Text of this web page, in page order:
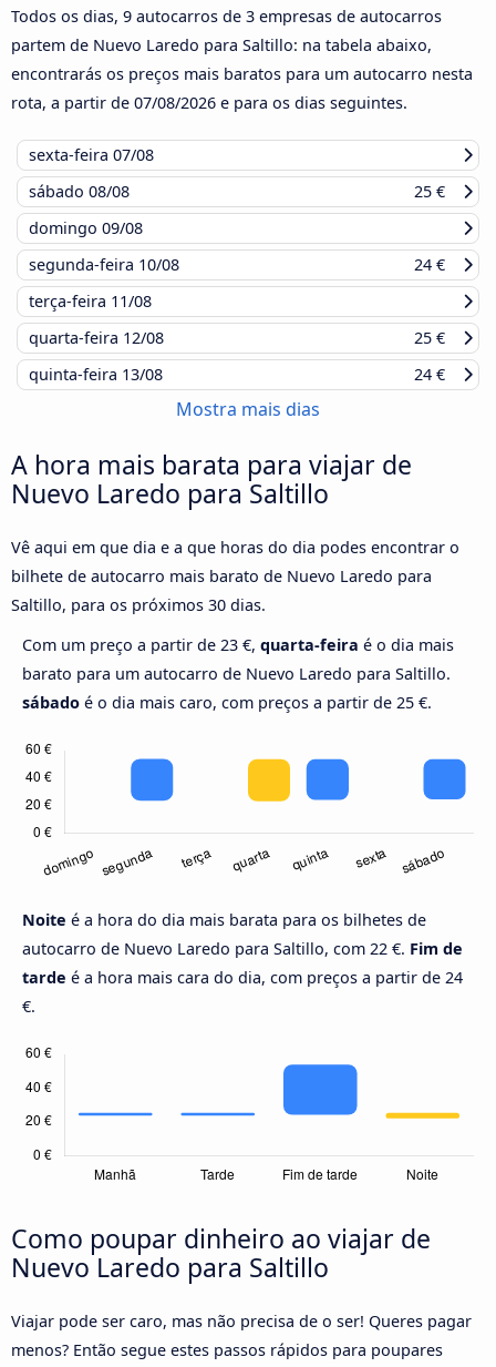
Todos os dias, 9 autocarros de 3 empresas de autocarros
partem de Nuevo Laredo para Saltillo: na tabela abaixo,
encontrarás os preços mais baratos para um autocarro nesta
rota, a partir de 07/08/2026 e para os dias seguintes.
sexta-feira 07/08
sábado 08/08
25 €
domingo 09/08
segunda-feira 10/08
24 €
terça-feira 11/08
quarta-feira 12/08
25 €
quinta-feira 13/08 24 €
Mostra mais dias
A hora mais barata para viajar de
Nuevo Laredo para Saltillo
Vê aqui em que dia e a que horas do dia podes encontrar o
bilhete de autocarro mais barato de Nuevo Laredo para
Saltillo, para os próximos 30 dias.
Com um preço a partir de 23 €, quarta-feira é o dia mais
barato para um autocarro de Nuevo Laredo para Saltillo.
sábado é o dia mais caro, com preços a partir de 25 €.
Noite é a hora do dia mais barata para os bilhetes de
autocarro de Nuevo Laredo para Saltillo, com 22 €. Fim de
tarde é a hora mais cara do dia, com preços a partir de 24
€.
Como poupar dinheiro ao viajar de
Nuevo Laredo para Saltillo
Viajar pode ser caro, mas não precisa de o ser! Queres pagar
menos? Então segue estes passos rápidos para poupares